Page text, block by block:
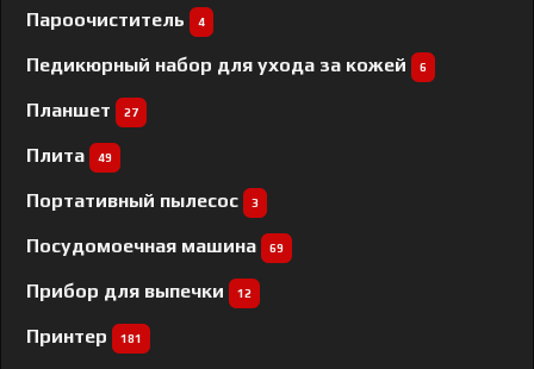
Пароочиститель 4
Педикюрный набор для ухода за кожей 6
Планшет 27
Плита 49
Портативный пылесос 3
Посудомоечная машина 69
Прибор для выпечки 12
Принтер 181